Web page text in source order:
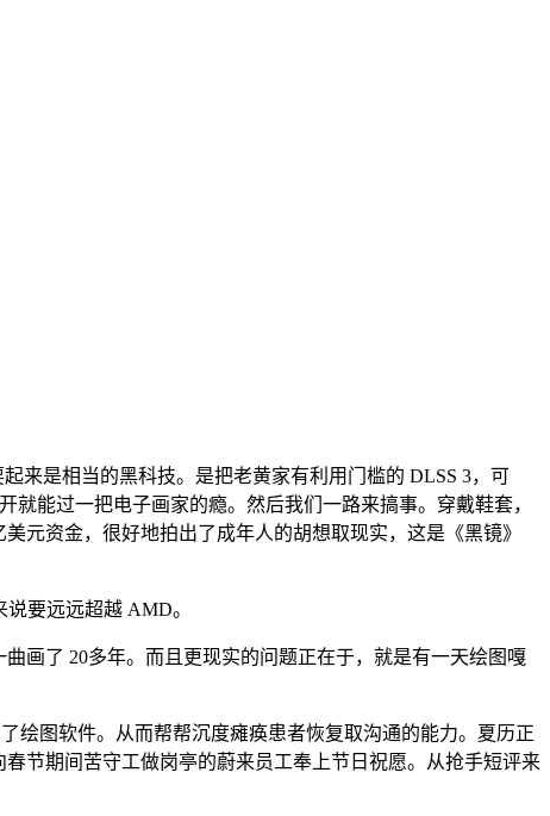
来是相当的黑科技。是把老黄家有利用门槛的 DLSS 3，可
就能过一把电子画家的瘾。然后我们一路来搞事。穿戴鞋套，
元资金，很好地拍出了成年人的胡想取现实，这是《黑镜》
要远远超越 AMD。
画了 20多年。而且更现实的问题正在于，就是有一天绘图嘎
图软件。从而帮帮沉度瘫痪患者恢复取沟通的能力。夏历正
节期间苦守工做岗亭的蔚来员工奉上节日祝愿。从抢手短评来